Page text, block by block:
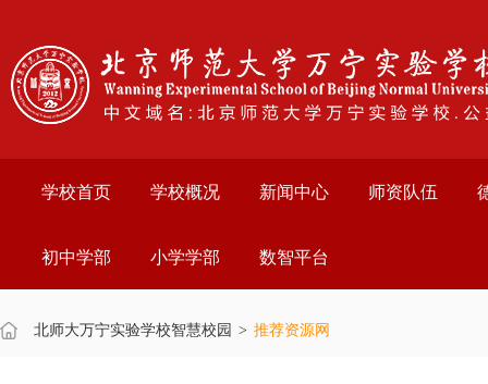
学校首页 学校概况 新闻中心 师资队伍
初中学部 小学学部 数智平台
北师大万宁实验学校智慧校园 > 推荐资源网